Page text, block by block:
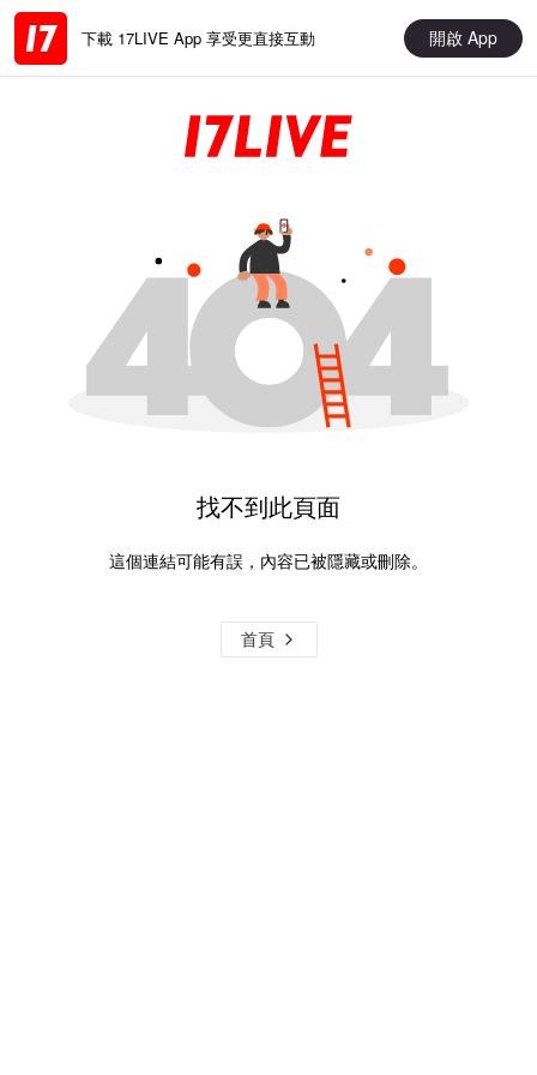
下載 17LIVE App 享受更直接互動 開啟 App
找不到此頁面
這個連結可能有誤，內容已被隱藏或刪除。
首頁